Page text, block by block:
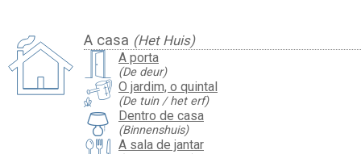
A casa (Het Huis)
A porta
(De deur)
O jardim, o quintal
(De tuin / het erf)
Dentro de casa
(Binnenshuis)
A sala de jantar